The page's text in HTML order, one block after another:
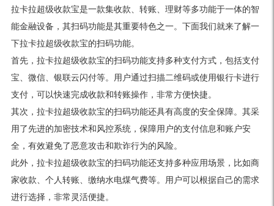
拉卡拉超级收款宝是一款集收款、转账、理财等多功能于一体的智
能金融设备，其扫码功能是其重要特色之一。下面我们就来了解一
下拉卡拉超级收款宝的扫码功能。
首先，拉卡拉超级收款宝的扫码功能支持多种支付方式，包括支付
宝、微信、银联云闪付等。用户通过扫描二维码或使用银行卡进行
支付，可以快速完成收款和转账操作，非常方便快捷。
其次，拉卡拉超级收款宝的扫码功能还具有高度的安全保障。其采
用了先进的加密技术和风控系统，保障用户的支付信息和账户安
全，有效避免了恶意攻击和欺诈行为的风险。
此外，拉卡拉超级收款宝的扫码功能还支持多种应用场景，比如商
家收款、个人转账、缴纳水电煤气费等。用户可以根据自己的需求
进行选择，非常灵活便捷。